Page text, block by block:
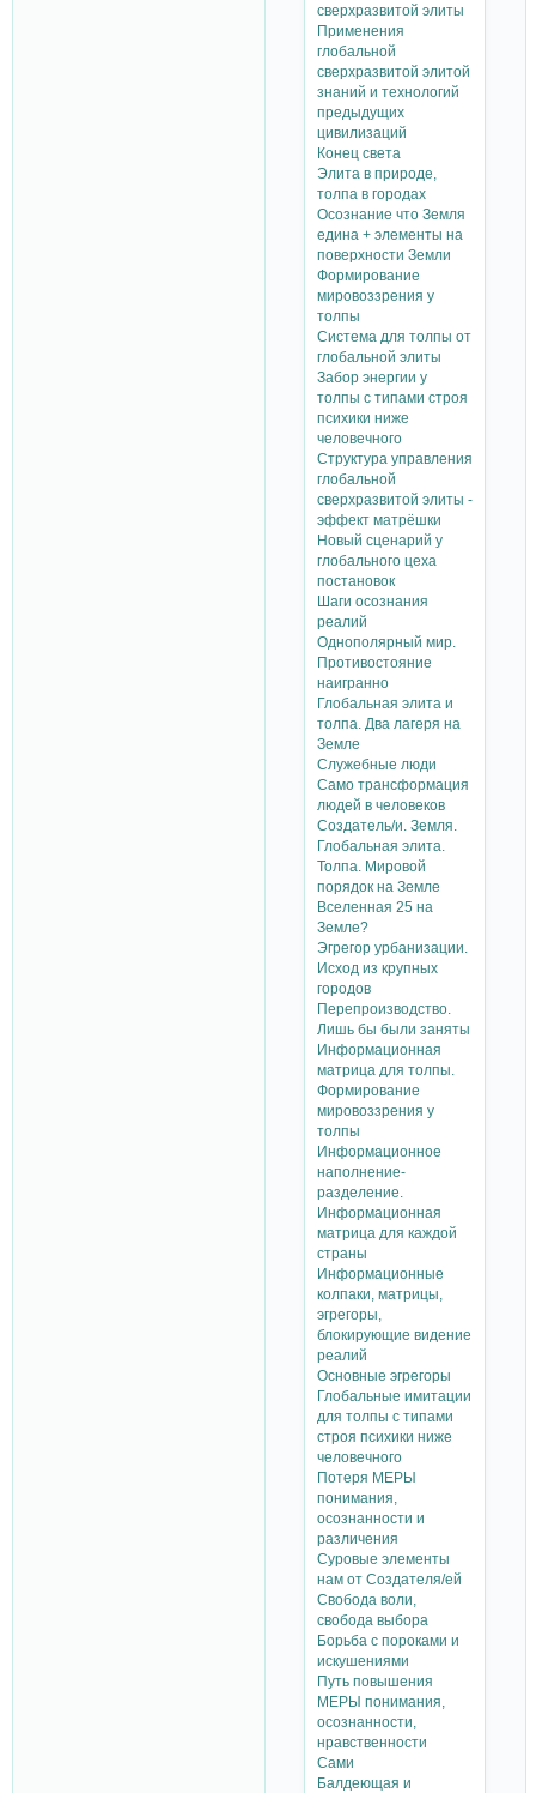
сверхразвитой элиты
Применения
глобальной
сверхразвитой элитой
знаний и технологий
предыдущих
цивилизаций
Конец света
Элита в природе,
толпа в городах
Осознание что Земля
едина + элементы на
поверхности Земли
Формирование
мировоззрения у
толпы
Система для толпы от
глобальной элиты
Забор энергии у
толпы с типами строя
психики ниже
человечного
Структура управления
глобальной
сверхразвитой элиты -
эффект матрёшки
Новый сценарий у
глобального цеха
постановок
Шаги осознания
реалий
Однополярный мир.
Противостояние
наигранно
Глобальная элита и
толпа. Два лагеря на
Земле
Служебные люди
Само трансформация
людей в человеков
Создатель/и. Земля.
Глобальная элита.
Толпа. Мировой
порядок на Земле
Вселенная 25 на
Земле?
Эгрегор урбанизации.
Исход из крупных
городов
Перепроизводство.
Лишь бы были заняты
Информационная
матрица для толпы.
Формирование
мировоззрения у
толпы
Информационное
наполнение-
разделение.
Информационная
матрица для каждой
страны
Информационные
колпаки, матрицы,
эгрегоры,
блокирующие видение
реалий
Основные эгрегоры
Глобальные имитации
для толпы с типами
строя психики ниже
человечного
Потеря МЕРЫ
понимания,
осознанности и
различения
Суровые элементы
нам от Создателя/ей
Свобода воли,
свобода выбора
Борьба с пороками и
искушениями
Путь повышения
МЕРЫ понимания,
осознанности,
нравственности
Сами
Балдеющая и